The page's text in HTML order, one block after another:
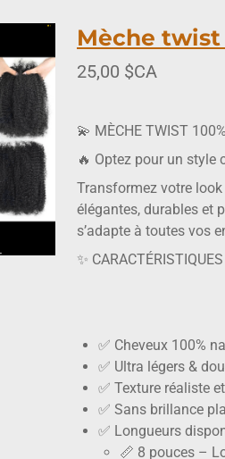
Mèche
25,00 $CA
💫 MÈCHE TWIST
🔥 Optez pour un style
Transformez votre
élégantes, durables et
s’adapte à toutes vos
✨
✅ Cheveux 100%
✅ Ultra légers &
✅ Texture réaliste
✅ Sans brillance
✅ Longueurs
📏 8 pouces –